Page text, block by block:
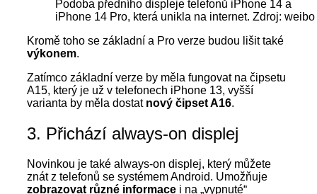
Podoba předního displeje telefonů iPhone 14 a
iPhone 14 Pro, která unikla na internet. Zdroj: weibo
Kromě toho se základní a Pro verze budou lišit také
výkonem.
Zatímco základní verze by měla fungovat na čipsetu
A15, který je už v telefonech iPhone 13, vyšší
varianta by měla dostat nový čipset A16.
3. Přichází always-on displej
Novinkou je také always-on displej, který můžete
znát z telefonů se systémem Android. Umožňuje
zobrazovat různé informace i na „vypnuté“